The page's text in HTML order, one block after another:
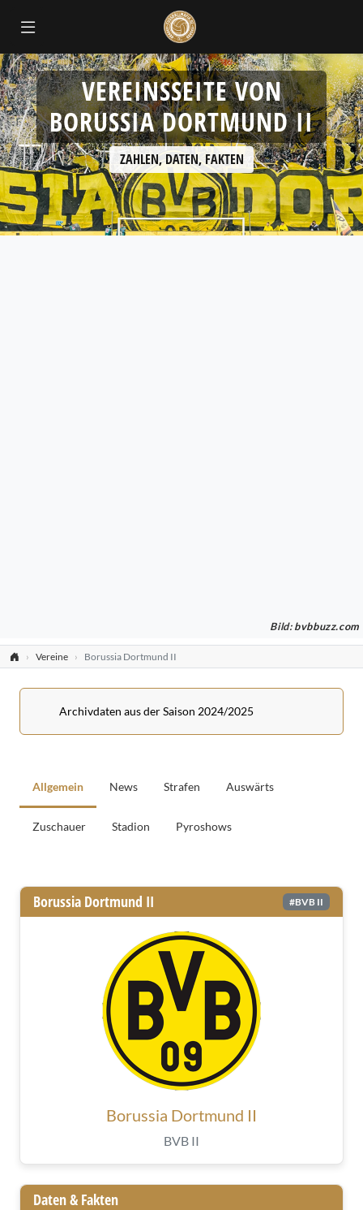
VEREINSSEITE VON
BORUSSIA DORTMUND II
ZAHLEN, DATEN, FAKTEN
Bild: bvbbuzz.com
Vereine Borussia Dortmund II
Archivdaten aus der Saison 2024/2025
Allgemein News Strafen Auswärts
Zuschauer Stadion Pyroshows
Allgemeine Informationen
Borussia Dortmund II #BVB II
Borussia Dortmund II
BVB II
Daten & Fakten